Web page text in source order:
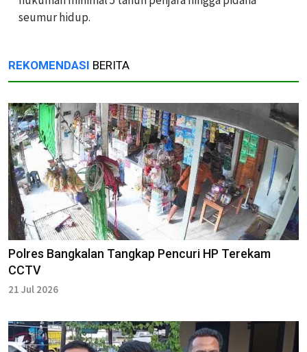
seumur hidup.
REKOMENDASI BERITA
Polres Bangkalan Tangkap Pencuri HP Terekam
CCTV
21 Jul 2026